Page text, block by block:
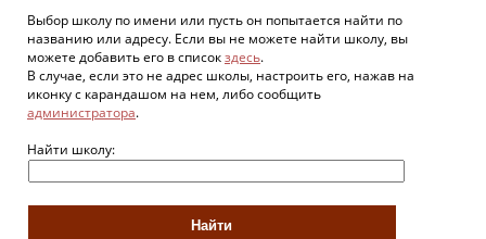
Выбор школу по имени или пусть он попытается найти по
названию или адресу. Если вы не можете найти школу, вы
можете добавить его в списокздесь.
В случае, если это не адрес школы, настроить его, нажав на
иконку с карандашом на нем, либо сообщить
администратора.
Найти школу: